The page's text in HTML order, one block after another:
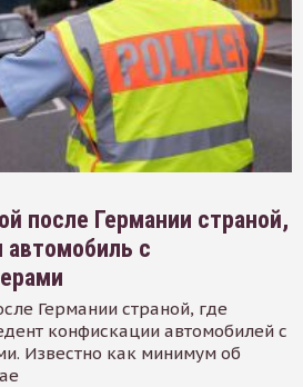
после Германии страной,
автомобиль с
Германии страной, где
конфискации автомобилей с
Известно как минимум об